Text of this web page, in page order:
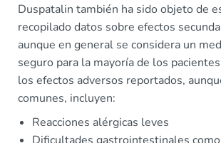
Duspatalin también ha sido objeto de
recopilado datos sobre efectos
aunque en general se considera un
seguro para la mayoría de los
los efectos adversos reportados,
comunes, incluyen:
Reacciones alérgicas leves